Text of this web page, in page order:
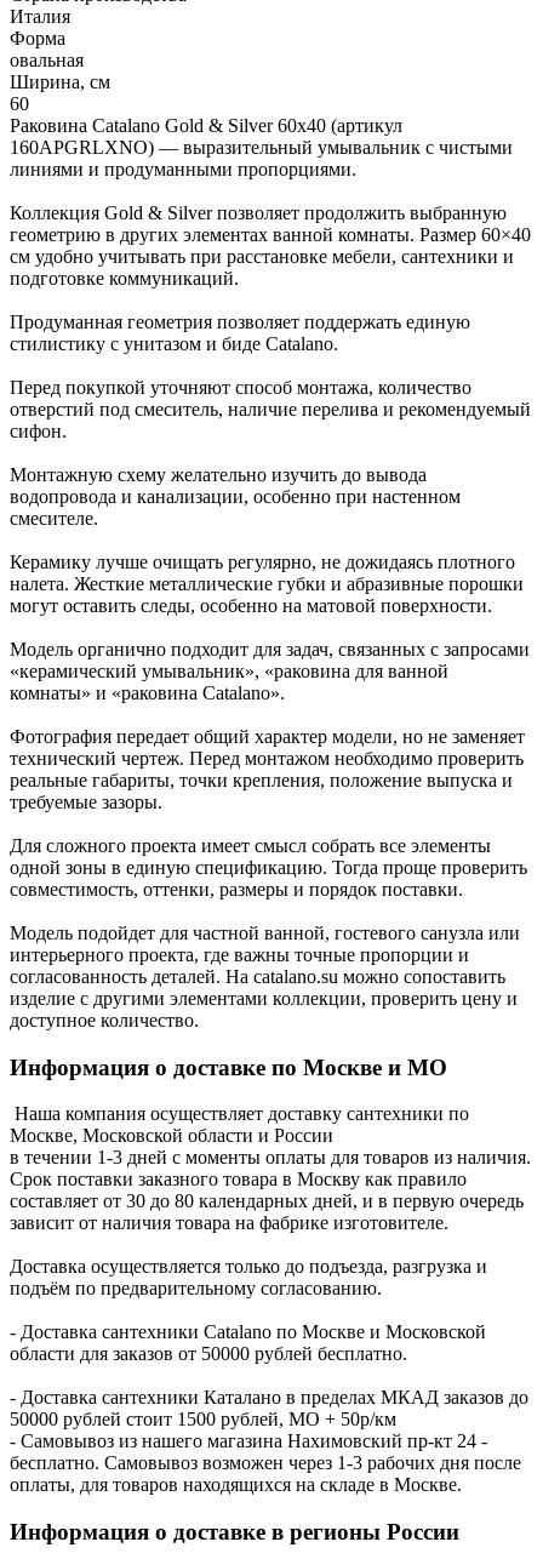
Италия
Форма
овальная
Ширина, см
60
Раковина Catalano Gold & Silver 60x40 (артикул
160APGRLXNO) — выразительный умывальник с чистыми
линиями и продуманными пропорциями.
Коллекция Gold & Silver позволяет продолжить выбранную
геометрию в других элементах ванной комнаты. Размер 60×40
см удобно учитывать при расстановке мебели, сантехники и
подготовке коммуникаций.
Продуманная геометрия позволяет поддержать единую
стилистику с унитазом и биде Catalano.
Перед покупкой уточняют способ монтажа, количество
отверстий под смеситель, наличие перелива и рекомендуемый
сифон.
Монтажную схему желательно изучить до вывода
водопровода и канализации, особенно при настенном
смесителе.
Керамику лучше очищать регулярно, не дожидаясь плотного
налета. Жесткие металлические губки и абразивные порошки
могут оставить следы, особенно на матовой поверхности.
Модель органично подходит для задач, связанных с запросами
«керамический умывальник», «раковина для ванной
комнаты» и «раковина Catalano».
Фотография передает общий характер модели, но не заменяет
технический чертеж. Перед монтажом необходимо проверить
реальные габариты, точки крепления, положение выпуска и
требуемые зазоры.
Для сложного проекта имеет смысл собрать все элементы
одной зоны в единую спецификацию. Тогда проще проверить
совместимость, оттенки, размеры и порядок поставки.
Модель подойдет для частной ванной, гостевого санузла или
интерьерного проекта, где важны точные пропорции и
согласованность деталей. На catalano.su можно сопоставить
изделие с другими элементами коллекции, проверить цену и
доступное количество.
Информация о доставке по Москве и МО
Наша компания осуществляет доставку сантехники по
Москве, Московской области и России
в течении 1-3 дней с моменты оплаты для товаров из наличия.
Срок поставки заказного товара в Москву как правило
составляет от 30 до 80 календарных дней, и в первую очередь
зависит от наличия товара на фабрике изготовителе.
Доставка осуществляется только до подъезда, разгрузка и
подъём по предварительному согласованию.
- Доставка сантехники Catalano по Москве и Московской
области для заказов от 50000 рублей бесплатно.
- Доставка сантехники Каталано в пределах МКАД заказов до
50000 рублей стоит 1500 рублей, МО + 50р/км
- Самовывоз из нашего магазина Нахимовский пр-кт 24 -
бесплатно. Самовывоз возможен через 1-3 рабочих дня после
оплаты, для товаров находящихся на складе в Москве.
Информация о доставке в регионы России